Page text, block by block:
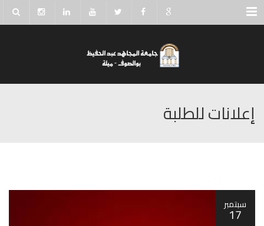
Menu
إعلانات للطلبة
سبتمبر
17